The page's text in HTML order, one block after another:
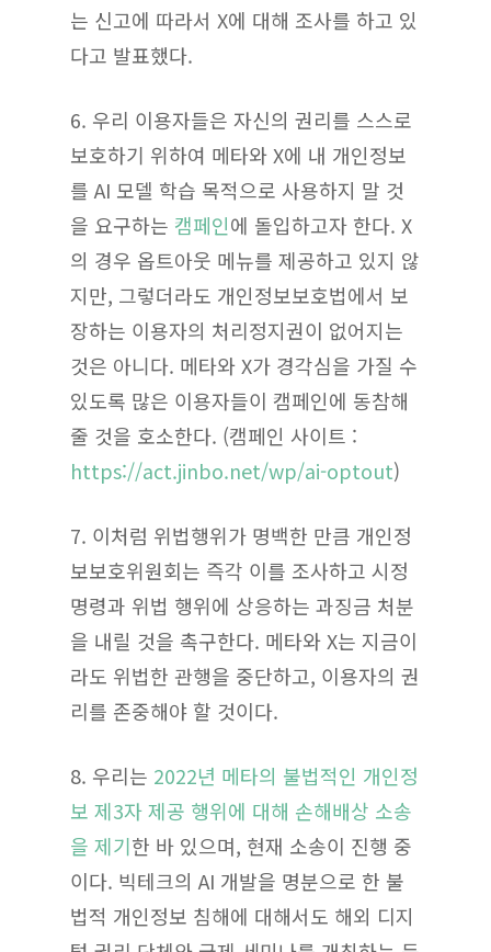
는 신고에 따라서 X에 대해 조사를 하고 있
다고 발표했다.
6. 우리 이용자들은 자신의 권리를 스스로
보호하기 위하여 메타와 X에 내 개인정보
를 AI 모델 학습 목적으로 사용하지 말 것
을 요구하는 캠페인에 돌입하고자 한다. X
의 경우 옵트아웃 메뉴를 제공하고 있지 않
지만, 그렇더라도 개인정보보호법에서 보
장하는 이용자의 처리정지권이 없어지는
것은 아니다. 메타와 X가 경각심을 가질 수
있도록 많은 이용자들이 캠페인에 동참해
줄 것을 호소한다. (캠페인 사이트 :
https://act.jinbo.net/wp/ai-optout)
7. 이처럼 위법행위가 명백한 만큼 개인정
보보호위원회는 즉각 이를 조사하고 시정
명령과 위법 행위에 상응하는 과징금 처분
을 내릴 것을 촉구한다. 메타와 X는 지금이
라도 위법한 관행을 중단하고, 이용자의 권
리를 존중해야 할 것이다.
8. 우리는 2022년 메타의 불법적인 개인정
보 제3자 제공 행위에 대해 손해배상 소송
을 제기한 바 있으며, 현재 소송이 진행 중
이다. 빅테크의 AI 개발을 명분으로 한 불
법적 개인정보 침해에 대해서도 해외 디지